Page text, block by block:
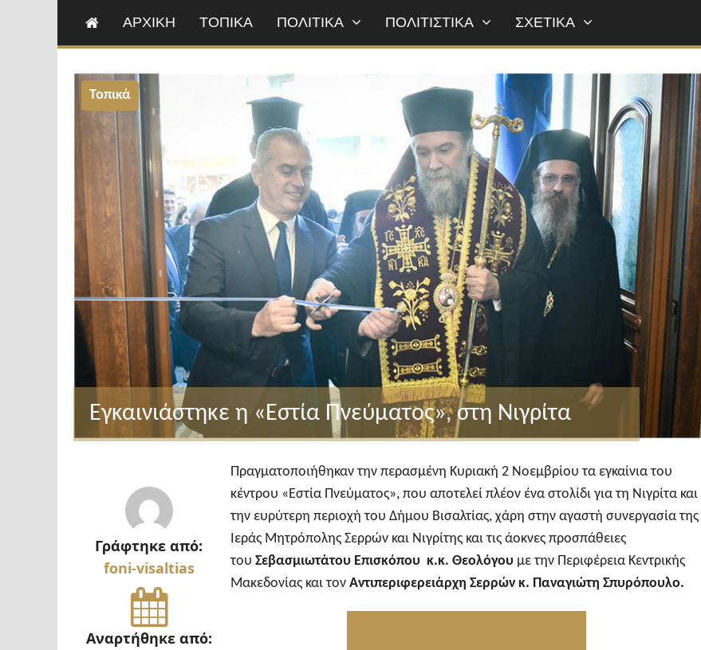
ΑΡΧΙΚΗ ΤΟΠΙΚΑ ΠΟΛΙΤΙΚΑ ΠΟΛΙΤΙΣΤΙΚΑ ΣΧΕΤΙΚΑ
Τοπικά
Εγκαινιάστηκε η «Εστία Πνεύματος», στη Νιγρίτα
Γράφτηκε από:
foni-visaltias
Αναρτήθηκε από:
Πραγματοποιήθηκαν την περασμένη Κυριακή 2 Νοεμβρίου τα εγκαίνια του
κέντρου «Εστία Πνεύματος», που αποτελεί πλέον ένα στολίδι για τη Νιγρίτα και
την ευρύτερη περιοχή του Δήμου Βισαλτίας, χάρη στην αγαστή συνεργασία της
Ιεράς Μητρόπολης Σερρών και Νιγρίτης και τις άοκνες προσπάθειες
του Σεβασμιωτάτου Επισκόπου κ.κ. Θεολόγου με την Περιφέρεια Κεντρικής
Μακεδονίας και τονΑντιπεριφερειάρχη Σερρών κ. Παναγιώτη Σπυρόπουλο.